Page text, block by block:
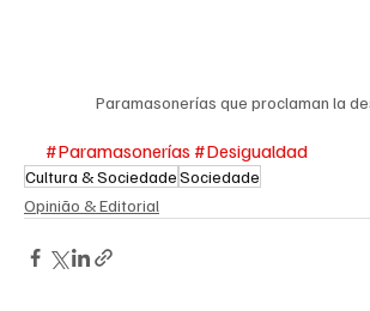
Paramasonerías que proclaman la
#Paramasonerías #Desigualdad
Cultura & SociedadeSociedade
Opinião & Editorial